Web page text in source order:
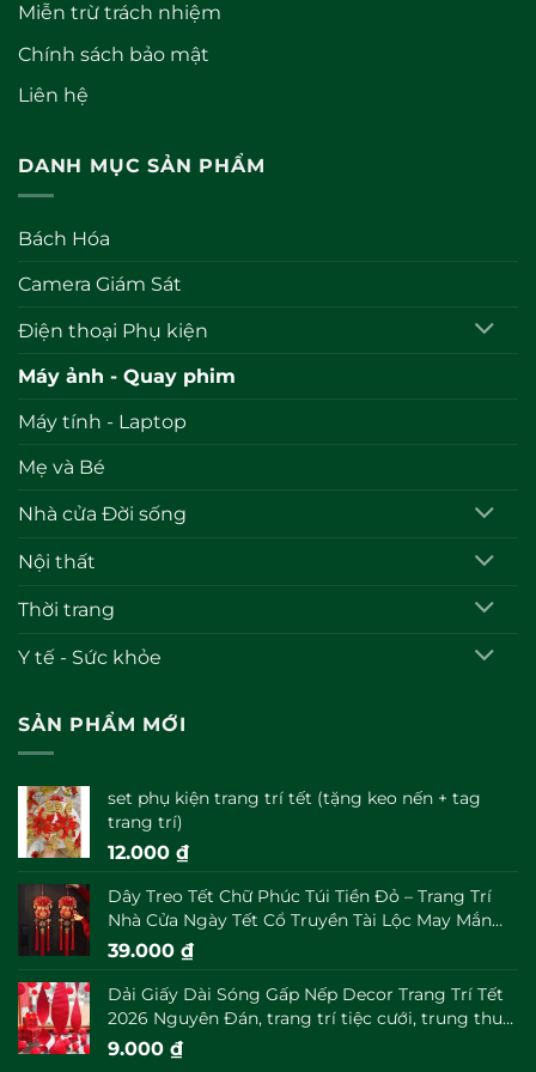
Miễn trừ trách nhiệm
Chính sách bảo mật
Liên hệ
DANH MỤC SẢN PHẨM
Bách Hóa
Camera Giám Sát
Điện thoại Phụ kiện
Máy ảnh - Quay phim
Máy tính - Laptop
Mẹ và Bé
Nhà cửa Đời sống
Nội thất
Thời trang
Y tế - Sức khỏe
SẢN PHẨM MỚI
set phụ kiện trang trí tết (tặng keo nến + tag
trang trí)
12.000 ₫
Dây Treo Tết Chữ Phúc Túi Tiền Đỏ – Trang Trí
Nhà Cửa Ngày Tết Cổ Truyền Tài Lộc May Mắn
Đầu Năm
39.000 ₫
Dải Giấy Dài Sóng Gấp Nếp Decor Trang Trí Tết
2026 Nguyên Đán, trang trí tiệc cưới, trung thu
decor
9.000 ₫